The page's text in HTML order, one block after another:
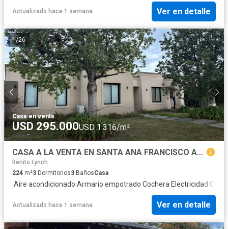
Actualizado hace 1 semana Ver en detalle
1/26
Casa·en venta
USD 295.000USD 1.316/m²
CASA A LA VENTA EN SANTA ANA FRANCISCO ALVRAEZ
Benito Lynch
224 m²3 Dormitorios3 BañosCasa
·Aire acondicionado·Armario empotrado·Cochera·Electricidad·
Actualizado hace 1 semana Ver en detalle